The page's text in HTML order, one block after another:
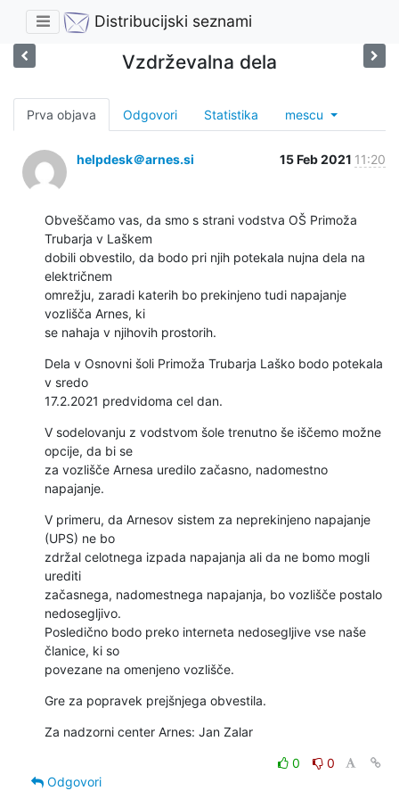
Distribucijski seznami
Vzdrževalna dela
Prva objava Odgovori Statistika mescu
helpdesk＠arnes.si 15 Feb 2021 11:20
Obveščamo vas, da smo s strani vodstva OŠ Primoža
Trubarja v Laškem
dobili obvestilo, da bodo pri njih potekala nujna dela na
električnem
omrežju, zaradi katerih bo prekinjeno tudi napajanje
vozlišča Arnes, ki
se nahaja v njihovih prostorih.
Dela v Osnovni šoli Primoža Trubarja Laško bodo potekala
v sredo
17.2.2021 predvidoma cel dan.
V sodelovanju z vodstvom šole trenutno še iščemo možne
opcije, da bi se
za vozlišče Arnesa uredilo začasno, nadomestno
napajanje.
V primeru, da Arnesov sistem za neprekinjeno napajanje
(UPS) ne bo
zdržal celotnega izpada napajanja ali da ne bomo mogli
urediti
začasnega, nadomestnega napajanja, bo vozlišče postalo
nedosegljivo.
Posledično bodo preko interneta nedosegljive vse naše
članice, ki so
povezane na omenjeno vozlišče.
Gre za popravek prejšnjega obvestila.
Za nadzorni center Arnes: Jan Zalar
0
0
Odgovori